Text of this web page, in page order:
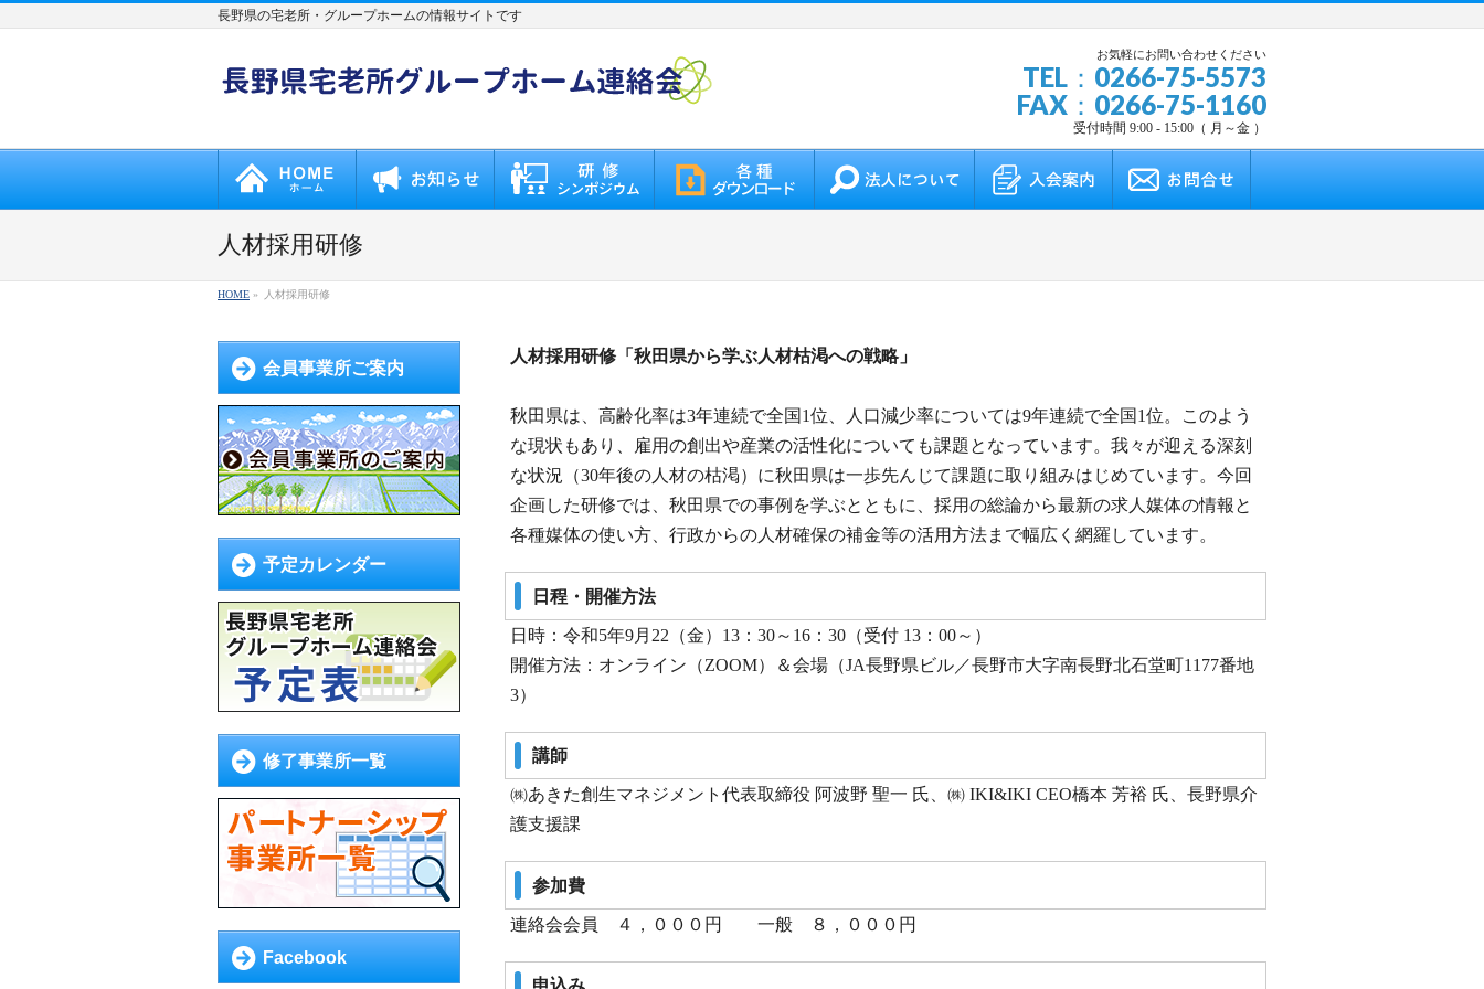
長野県の宅老所・グループホームの情報サイトです
お気軽にお問い合わせください
TEL：0266-75-5573
FAX：0266-75-1160
受付時間 9:00 - 15:00（ 月～金 ）
人材採用研修
HOME » 人材採用研修
人材採用研修「秋田県から学ぶ人材枯渇への戦略」
秋田県は、高齢化率は3年連続で全国1位、人口減少率については9年連続で全国1位。このよう
な現状もあり、雇用の創出や産業の活性化についても課題となっています。我々が迎える深刻
な状況（30年後の人材の枯渇）に秋田県は一歩先んじて課題に取り組みはじめています。今回
企画した研修では、秋田県での事例を学ぶとともに、採用の総論から最新の求人媒体の情報と
各種媒体の使い方、行政からの人材確保の補金等の活用方法まで幅広く網羅しています。
日程・開催方法
日時：令和5年9月22（金）13：30～16：30（受付 13：00～）
開催方法：オンライン（ZOOM）＆会場（JA長野県ビル／長野市大字南長野北石堂町1177番地
3）
講師
㈱あきた創生マネジメント代表取締役 阿波野 聖一 氏、㈱ IKI&IKI CEO橋本 芳裕 氏、長野県介
護支援課
参加費
連絡会会員 ４，０００円 一般 ８，０００円
会員事業所ご案内
予定カレンダー
修了事業所一覧
Facebook